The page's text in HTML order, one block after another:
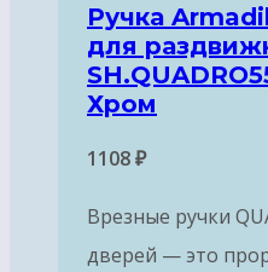
Ручка
для
Хром
1108₽
Врезные ручки
дверей — это